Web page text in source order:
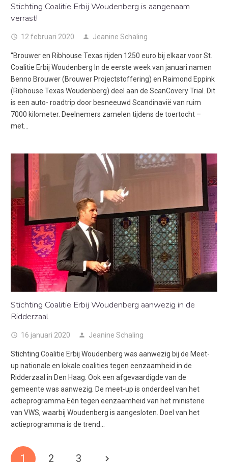
Stichting Coalitie Erbij Woudenberg is aangenaam
verrast!
access_time 12 februari 2020 person Jeanine Schaling
“Brouwer en Ribhouse Texas rijden 1250 euro bij elkaar voor St.
Coalitie Erbij Woudenberg In de eerste week van januari namen
Benno Brouwer (Brouwer Projectstoffering) en Raimond Eppink
(Ribhouse Texas Woudenberg) deel aan de ScanCovery Trial. Dit
is een auto- roadtrip door besneeuwd Scandinavië van ruim
7000 kilometer. Deelnemers zamelen tijdens de toertocht –
met…
Stichting Coalitie Erbij Woudenberg aanwezig in de
Ridderzaal
access_time 16 januari 2020 person Jeanine Schaling
Stichting Coalitie Erbij Woudenberg was aanwezig bij de Meet-
up nationale en lokale coalities tegen eenzaamheid in de
Ridderzaal in Den Haag. Ook een afgevaardigde van de
gemeente was aanwezig. De meet-up is onderdeel van het
actieprogramma Eén tegen eenzaamheid van het ministerie
van VWS, waarbij Woudenberg is aangesloten. Doel van het
actieprogramma is de trend…
1 2 3